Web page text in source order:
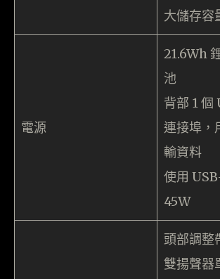
大儲存容
電源
21.6Wh
池
背部 1 個
連接埠，
輸資料
使用
45W
頭部調整
雙揚聲器